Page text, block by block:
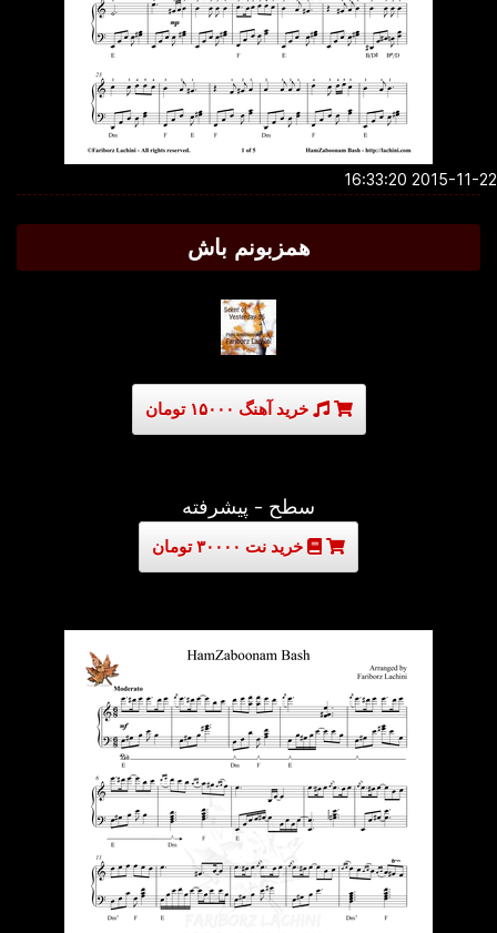
2015-11-22
همزبونم باش
خرید آهنگ ۱۵۰۰۰ تومان
سطح - پیشرفته
خرید نت ۳۰۰۰۰ تومان